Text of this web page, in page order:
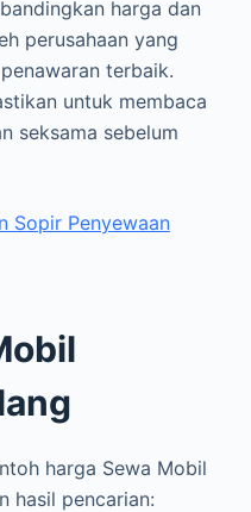
harga dan
perusahaan yang
terbaik.
untuk membaca
seksama sebelum
Sopir Penyewaan
harga Sewa Mobil
hasil pencarian: